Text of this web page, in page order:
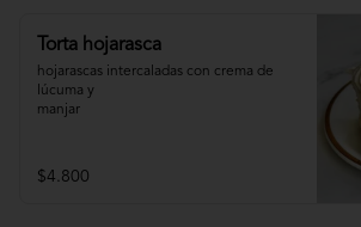
Torta hojarasca
hojarascas intercaladas con crema de
lúcuma y
manjar
$4.800